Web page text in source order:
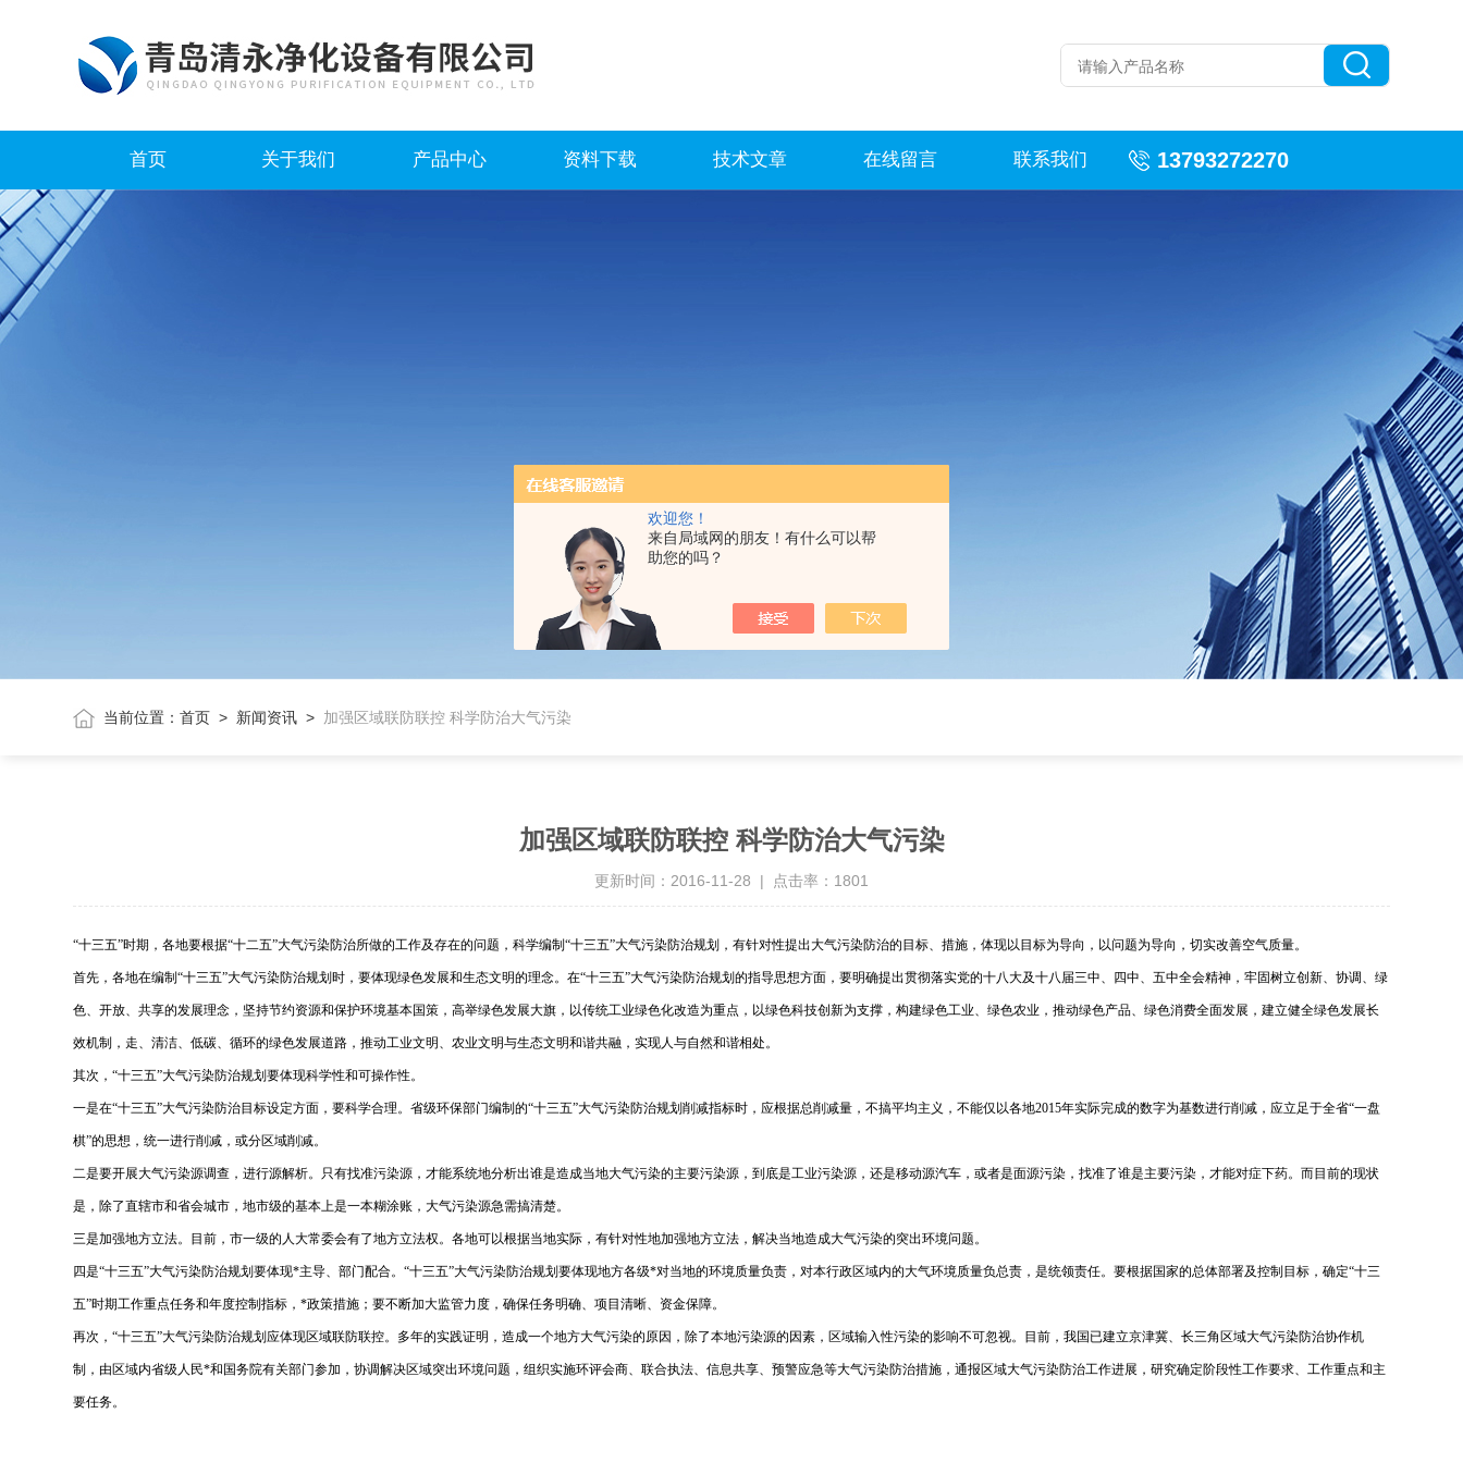
欢迎您！
来自局域网的朋友！有什么可以帮
助您的吗？
首页 关于我们 产品中心 资料下载 技术文章 在线留言 联系我们 13793272270
当前位置：首页 > 新闻资讯 > 加强区域联防联控 科学防治大气污染
加强区域联防联控 科学防治大气污染
更新时间：2016-11-28 | 点击率：1801
“十三五”时期，各地要根据“十二五”大气污染防治所做的工作及存在的问题，科学编制“十三五”大气污染防治规划，有针对性提出大气污染防治的目标、措施，体现以目标为导向，以问题为导向，切实改善空气质量。
首先，各地在编制“十三五”大气污染防治规划时，要体现绿色发展和生态文明的理念。在“十三五”大气污染防治规划的指导思想方面，要明确提出贯彻落实党的十八大及十八届三中、四中、五中全会精神，牢固树立创新、协调、绿
色、开放、共享的发展理念，坚持节约资源和保护环境基本国策，高举绿色发展大旗，以传统工业绿色化改造为重点，以绿色科技创新为支撑，构建绿色工业、绿色农业，推动绿色产品、绿色消费全面发展，建立健全绿色发展长
效机制，走、清洁、低碳、循环的绿色发展道路，推动工业文明、农业文明与生态文明和谐共融，实现人与自然和谐相处。
其次，“十三五”大气污染防治规划要体现科学性和可操作性。
一是在“十三五”大气污染防治目标设定方面，要科学合理。省级环保部门编制的“十三五”大气污染防治规划削减指标时，应根据总削减量，不搞平均主义，不能仅以各地2015年实际完成的数字为基数进行削减，应立足于全省“一盘
棋”的思想，统一进行削减，或分区域削减。
二是要开展大气污染源调查，进行源解析。只有找准污染源，才能系统地分析出谁是造成当地大气污染的主要污染源，到底是工业污染源，还是移动源汽车，或者是面源污染，找准了谁是主要污染，才能对症下药。而目前的现状
是，除了直辖市和省会城市，地市级的基本上是一本糊涂账，大气污染源急需搞清楚。
三是加强地方立法。目前，市一级的人大常委会有了地方立法权。各地可以根据当地实际，有针对性地加强地方立法，解决当地造成大气污染的突出环境问题。
四是“十三五”大气污染防治规划要体现*主导、部门配合。“十三五”大气污染防治规划要体现地方各级*对当地的环境质量负责，对本行政区域内的大气环境质量负总责，是统领责任。要根据国家的总体部署及控制目标，确定“十三
五”时期工作重点任务和年度控制指标，*政策措施；要不断加大监管力度，确保任务明确、项目清晰、资金保障。
再次，“十三五”大气污染防治规划应体现区域联防联控。多年的实践证明，造成一个地方大气污染的原因，除了本地污染源的因素，区域输入性污染的影响不可忽视。目前，我国已建立京津冀、长三角区域大气污染防治协作机
制，由区域内省级人民*和国务院有关部门参加，协调解决区域突出环境问题，组织实施环评会商、联合执法、信息共享、预警应急等大气污染防治措施，通报区域大气污染防治工作进展，研究确定阶段性工作要求、工作重点和主
要任务。